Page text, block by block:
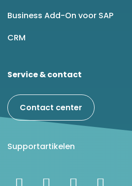
Business Add-On voor SAP
CRM
Service & contact
Contact center
Supportartikelen